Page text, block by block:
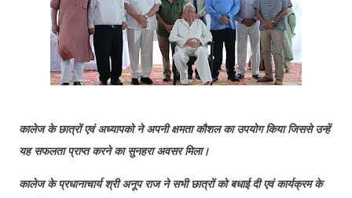
कालेज के छात्रों एवं अध्यापको ने अपनी क्षमता कौशल का उपयोग किया जिससे उन्हें
यह सफलता प्राप्त करने का सुनहरा अवसर मिला।
कालेज के प्रधानाचार्य श्री अनूप राज ने सभी छात्रों को बधाई दी एवं कार्यक्रम के